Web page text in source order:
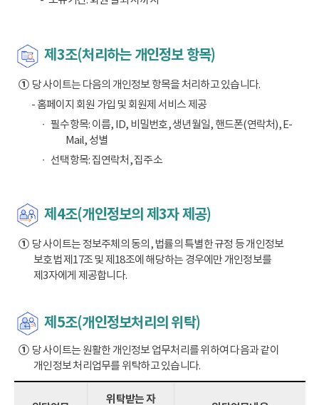
제3조(처리하는 개인정보 항목)
①당 사이트는 다음의 개인정보 항목을 처리하고 있습니다.
- 홈페이지 회원 가입 및 회원제 서비스 제공
필수항목: 이름, ID, 비밀번호, 생년월일, 핸드폰(연락처), E-
Mail, 성별
선택항목: 집연락처, 집주소
제4조(개인정보의 제3자 제공)
①당 사이트는 정보주체의 동의, 법률의 특별한 규정 등 개인정보
보호법 제17조 및 제18조에 해당하는 경우에만 개인정보를
제3자에게 제공합니다.
제5조(개인정보처리의 위탁)
①당 사이트는 원활한 개인정보 업무처리를 위하여 다음과 같이
개인정보 처리업무를 위탁하고 있습니다.
위탁받는 자